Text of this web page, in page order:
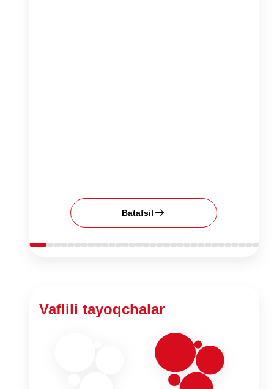
Batafsil
Vaflili tayoqchalar